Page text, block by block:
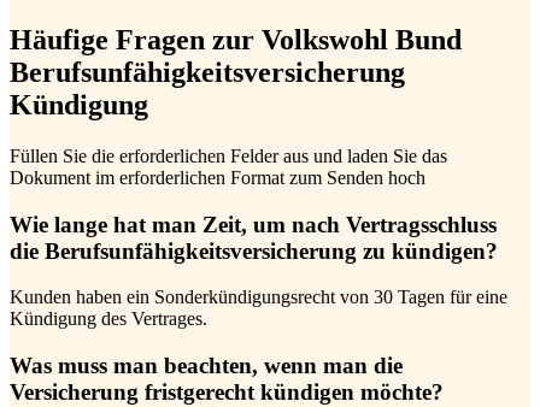
Häufige Fragen zur Volkswohl Bund
Berufsunfähigkeitsversicherung
Kündigung
Füllen Sie die erforderlichen Felder aus und laden Sie das
Dokument im erforderlichen Format zum Senden hoch
Wie lange hat man Zeit, um nach Vertragsschluss
die Berufsunfähigkeitsversicherung zu kündigen?
Kunden haben ein Sonderkündigungsrecht von 30 Tagen für eine
Kündigung des Vertrages.
Was muss man beachten, wenn man die
Versicherung fristgerecht kündigen möchte?